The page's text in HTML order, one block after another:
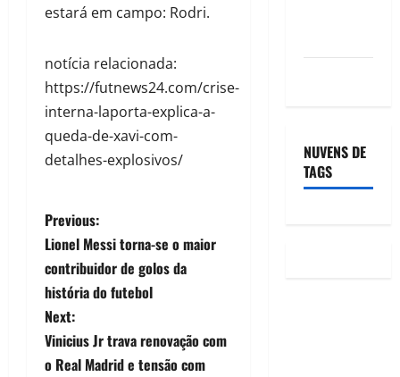
estará em campo: Rodri.
notícia relacionada:
https://futnews24.com/crise-
interna-laporta-explica-a-
queda-de-xavi-com-
detalhes-explosivos/
Previous:
Lionel Messi torna-se o maior
contribuidor de golos da
história do futebol
Next:
Vinicius Jr trava renovação com
o Real Madrid e tensão com
NUVENS DE
TAGS